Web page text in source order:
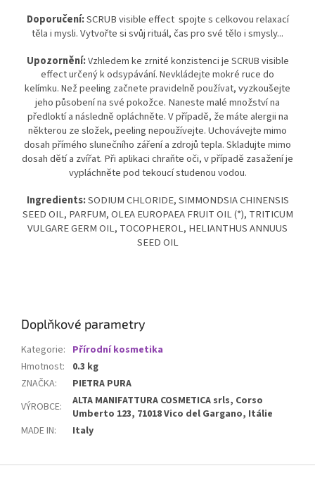
Doporučení:SCRUB visible effect spojte s celkovou relaxací
těla i mysli. Vytvořte si svůj rituál, čas pro své tělo i smysly...
Upozornění:Vzhledem ke zrnité konzistenci je SCRUB visible
effect určený k odsypávání. Nevkládejte mokré ruce do
kelímku. Než peeling začnete pravidelně používat, vyzkoušejte
jeho působení na své pokožce. Naneste malé množství na
předloktí a následně opláchněte.V případě, že máte alergii na
některou ze složek, peeling nepoužívejte.Uchovávejte mimo
dosah přímého slunečního záření a zdrojů tepla. Skladujte mimo
dosah dětí a zvířat. Při aplikaci chraňte oči, v případě zasažení je
vypláchněte pod tekoucí studenou vodou.
Ingredients:SODIUM CHLORIDE, SIMMONDSIA CHINENSIS
SEED OIL, PARFUM, OLEA EUROPAEA FRUIT OIL (*), TRITICUM
VULGARE GERM OIL, TOCOPHEROL, HELIANTHUS ANNUUS
SEED OIL
Doplňkové parametry
Kategorie: Přírodní kosmetika
Hmotnost:
0.3 kg
ZNAČKA:
PIETRA PURA
VÝROBCE:
ALTA MANIFATTURA COSMETICA srls, Corso
Umberto 123, 71018 Vico del Gargano, Itálie
MADE IN: Italy